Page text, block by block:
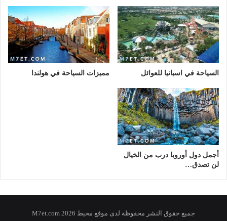
السياحة في اسبانيا للعوائل مميزات السياحة في هولندا
أجمل دول أوروبا درب من الخيال
لن تصدق…
جميع حقوق النشر محفوظة لدى موقع محيط 2026 M7et.com